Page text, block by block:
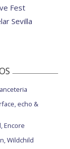
Fest
Sevilla
echo &
Encore
Wildchild